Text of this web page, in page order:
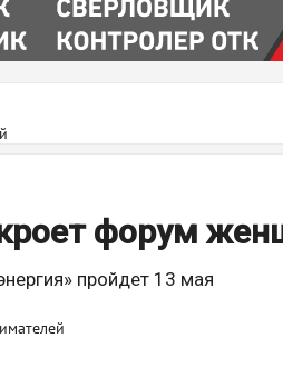
форум
пройдет 13 мая